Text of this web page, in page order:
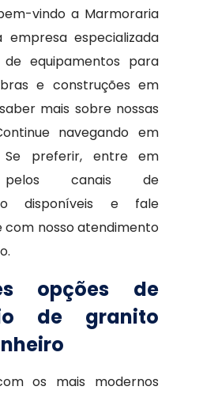
vindo a Marmoraria
empresa especializada
equipamentos para
e construções em
mais sobre nossas
navegando em
Se preferir, entre em
canais de
disponíveis e fale
nosso atendimento
opções de
de granito
os mais modernos